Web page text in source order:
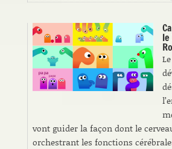
vont guider la façon dont le
orchestrant les fonctions